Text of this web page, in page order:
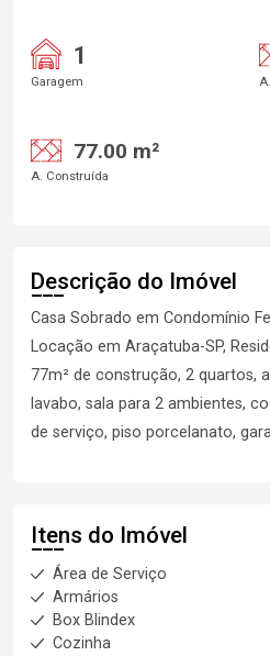
1
Garagem
77.00 m²
A. Construída
Descrição do Imóvel
Casa Sobrado em Condomínio
Locação em Araçatuba-SP,
77m² de construção, 2 quartos,
lavabo, sala para 2 ambientes,
de serviço, piso porcelanato,
Itens do Imóvel
Área de Serviço
Armários
Box Blindex
Cozinha